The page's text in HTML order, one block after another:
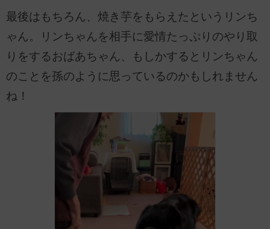
最後はもちろん、焼き芋をもらえたというリンち
ゃん。リンちゃんを相手に愛情たっぷりのやり取
りをするおばあちゃん、もしかするとリンちゃん
のことを孫のように思っているのかもしれません
ね！